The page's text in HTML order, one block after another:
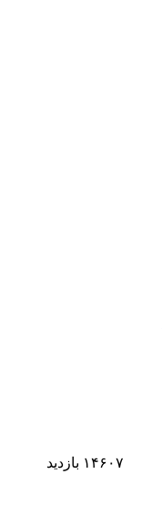
۱۴۶۰۷ بازدید